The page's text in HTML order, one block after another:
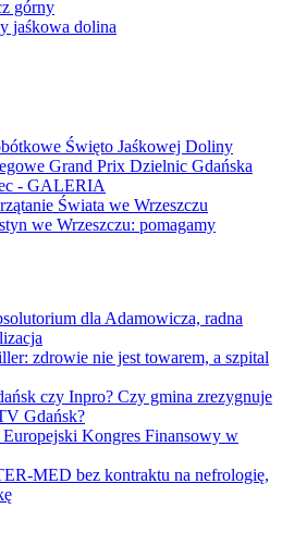
górny
jaśkowa dolina
Święto Jaśkowej Doliny
Grand Prix Dzielnic Gdańska
- GALERIA
Świata we Wrzeszczu
we Wrzeszczu: pomagamy
dla Adamowicza, radna
zdrowie nie jest towarem, a szpital
czy Inpro? Czy gmina zrezygnuje
Gdańsk?
Kongres Finansowy w
MED bez kontraktu na nefrologię,